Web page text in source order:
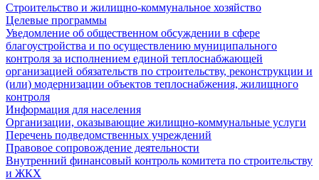
Строительство и жилищно-коммунальное хозяйство
Целевые программы
Уведомление об общественном обсуждении в сфере
благоустройства и по осуществлению муниципального
контроля за исполнением единой теплоснабжающей
организацией обязательств по строительству, реконструкции и
(или) модернизации объектов теплоснабжения, жилищного
контроля
Информация для населения
Организации, оказывающие жилищно-коммунальные услуги
Перечень подведомственных учреждений
Правовое сопровождение деятельности
Внутренний финансовый контроль комитета по строительству
и ЖКХ